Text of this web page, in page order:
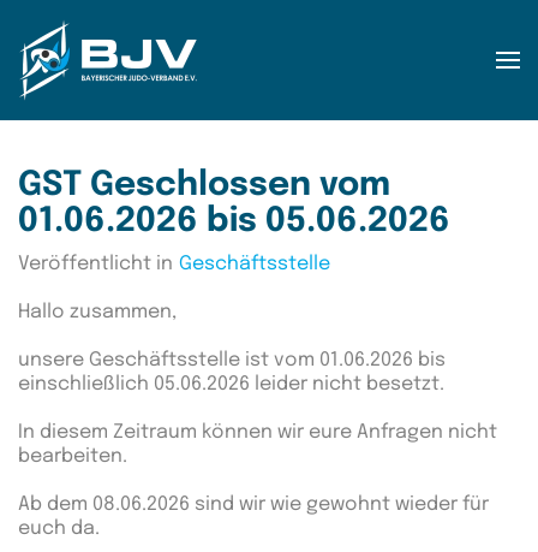
Zum Hauptinhalt springen
GST Geschlossen vom
01.06.2026 bis 05.06.2026
Veröffentlicht in Geschäftsstelle
Hallo zusammen,
unsere Geschäftsstelle ist vom 01.06.2026 bis
einschließlich 05.06.2026 leider nicht besetzt.
In diesem Zeitraum können wir eure Anfragen nicht
bearbeiten.
Ab dem 08.06.2026 sind wir wie gewohnt wieder für
euch da.